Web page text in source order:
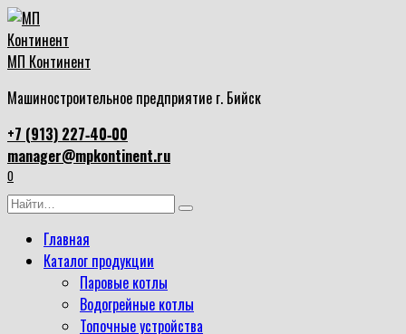
Перейти
к
содержанию
МП Континент
Машиностроительное предприятие г. Бийск
+7 (913) 227‑40‑00
manager@mpkontinent.ru
0
Search
Главная
Каталог продукции
Паровые котлы
Водогрейные котлы
Топочные устройства